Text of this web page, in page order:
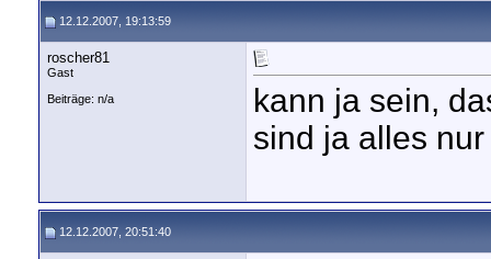
12.12.2007, 19:13:59
roscher81
Gast
Beiträge: n/a
kann ja sein,
sind ja alles
12.12.2007, 20:51:40